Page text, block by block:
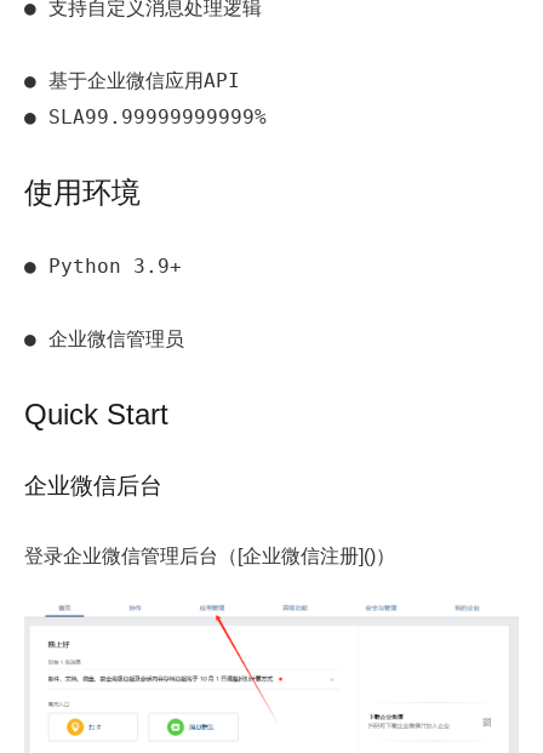
● 支持自定义消息处理逻辑
● 基于企业微信应用API
● SLA99.99999999999%
使用环境
● Python 3.9+
● 企业微信管理员
Quick Start
企业微信后台
登录企业微信管理后台（[企业微信注册]()）